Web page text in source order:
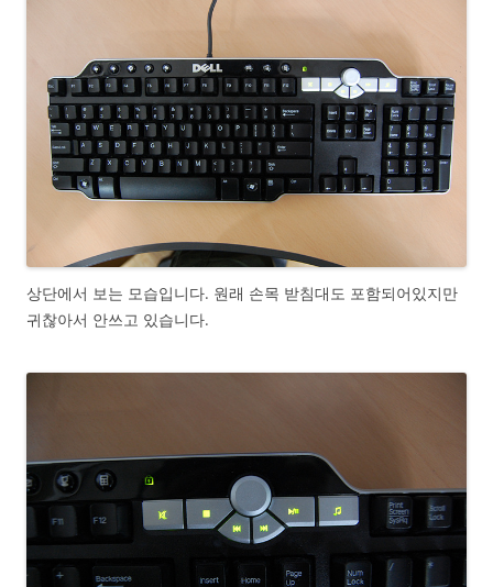
상단에서 보는 모습입니다. 원래 손목 받침대도 포함되어있지만
귀찮아서 안쓰고 있습니다.